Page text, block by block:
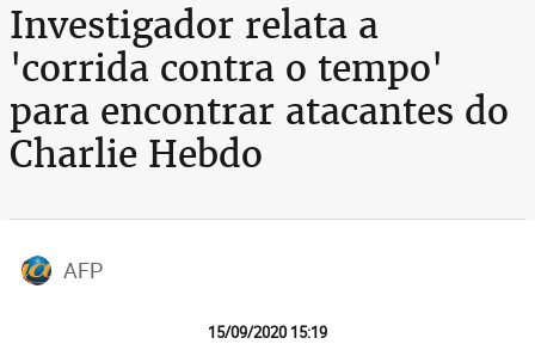
Investigador relata a
'corrida contra o tempo'
para encontrar atacantes do
Charlie Hebdo
AFP
15/09/2020 15:19